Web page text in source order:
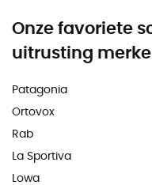
Onze favoriete
uitrusting
Patagonia
Ortovox
Rab
La Sportiva
Lowa